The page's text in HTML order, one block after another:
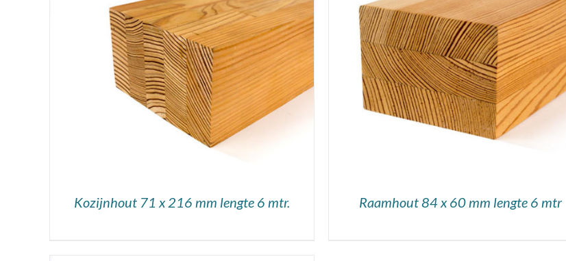
DETAILS
Kozijnhout 71 x 216 mm lengte 6 mtr.
DETAILS
Raamhout 84 x 60 mm lengte 6 mtr